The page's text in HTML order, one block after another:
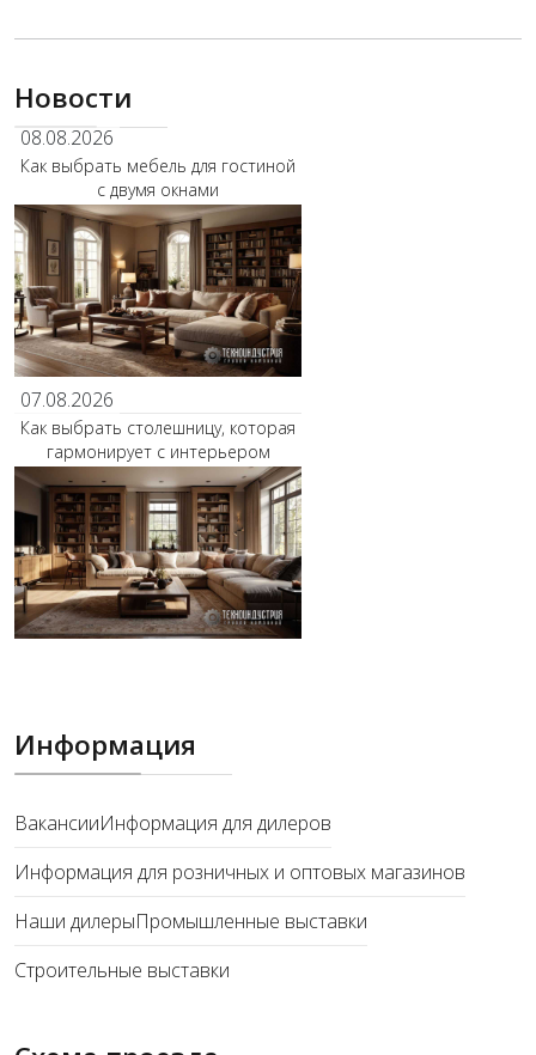
Новости
08.08.2026
Как выбрать мебель для гостиной
с двумя окнами
07.08.2026
Как выбрать столешницу, которая
гармонирует с интерьером
Информация
ВакансииИнформация для дилеров
Информация для розничных и оптовых магазинов
Наши дилерыПромышленные выставки
Строительные выставки